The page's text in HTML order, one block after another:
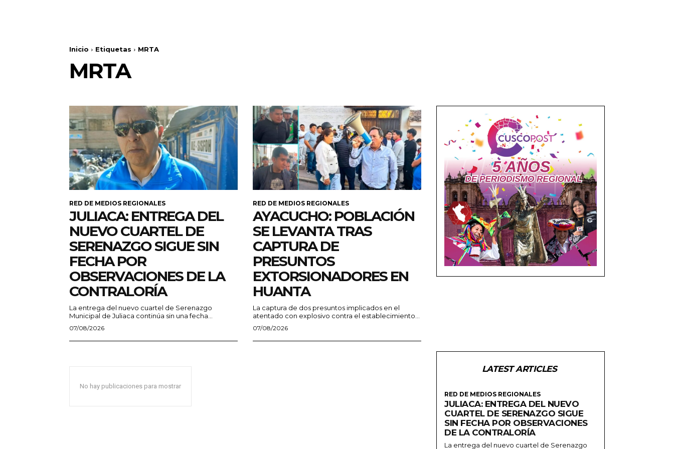
Inicio Etiquetas MRTA
MRTA
RED DE MEDIOS REGIONALES
JULIACA: ENTREGA DEL
NUEVO CUARTEL DE
SERENAZGO SIGUE SIN
FECHA POR
OBSERVACIONES DE LA
CONTRALORÍA
La entrega del nuevo cuartel de Serenazgo
Municipal de Juliaca continúa sin una fecha...
07/08/2026
RED DE MEDIOS REGIONALES
AYACUCHO: POBLACIÓN
SE LEVANTA TRAS
CAPTURA DE
PRESUNTOS
EXTORSIONADORES EN
HUANTA
La captura de dos presuntos implicados en el
atentado con explosivo contra el establecimiento...
07/08/2026
No hay publicaciones para mostrar
LATEST ARTICLES
RED DE MEDIOS REGIONALES
JULIACA: ENTREGA DEL NUEVO
CUARTEL DE SERENAZGO SIGUE
SIN FECHA POR OBSERVACIONES
DE LA CONTRALORÍA
La entrega del nuevo cuartel de Serenazgo